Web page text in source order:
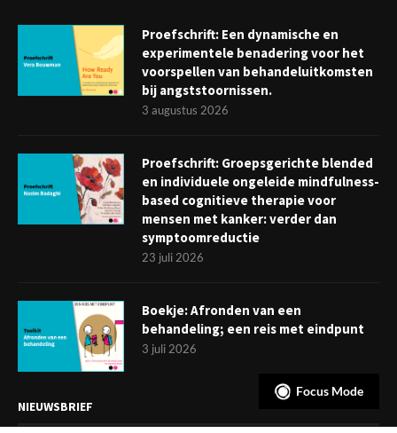
Proefschrift: Een dynamische en
experimentele benadering voor het
voorspellen van behandeluitkomsten
bij angststoornissen.
3 augustus 2026
Proefschrift: Groepsgerichte blended
en individuele ongeleide mindfulness-
based cognitieve therapie voor
mensen met kanker: verder dan
symptoomreductie
23 juli 2026
Boekje: Afronden van een
behandeling; een reis met eindpunt
3 juli 2026
NIEUWSBRIEF
Focus Mode